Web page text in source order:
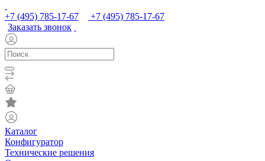
+7 (495) 785-17-67
+7 (495) 785-17-67
Заказать звонок
Каталог
Конфигуратор
Технические решения